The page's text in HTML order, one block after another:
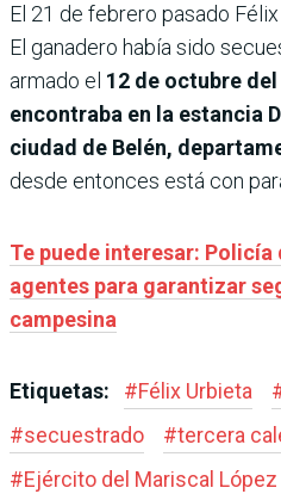
El 21 de febrero pasado
El ganadero había sido
armado el 12 de octubre
encontraba en la estancia
ciudad de Belén,
desde entonces está con
Te puede interesar: Policía
agentes para garantizar
campesina
Etiquetas: #Félix Urbieta
#secuestrado #tercera
#Ejército del Mariscal López